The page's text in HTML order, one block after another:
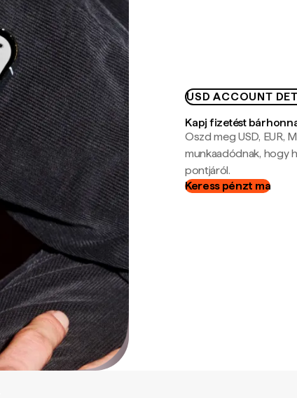
USD ACCOUNT
Kapj fizetést
Oszd meg USD, EUR,
munkaadódnak, hogy
pontjáról.
Keress pénzt ma